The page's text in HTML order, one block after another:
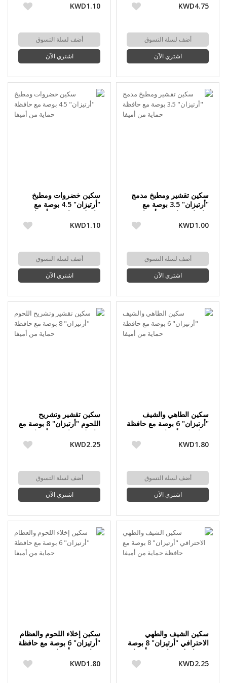
KWD4.75
أضف لسلة التسوق
اشتري الآن
KWD1.10
أضف لسلة التسوق
اشتري الآن
سكين تقشير ومطبخ مدمج
"أرتيزان" 3.5 بوصة مع
حافظة حماية من أميفا
KWD1.00
أضف لسلة التسوق
اشتري الآن
سكين خضروات ومطبخ
"أرتيزان" 4.5 بوصة مع
حافظة حماية من أميفا
KWD1.10
أضف لسلة التسوق
اشتري الآن
سكين الطاهي والشيف
"أرتيزان" 6 بوصة مع حافظة
حماية من أميفا
KWD1.80
أضف لسلة التسوق
اشتري الآن
سكين تقشير وتشريح
اللحوم "أرتيزان" 8 بوصة مع
حافظة حماية من أميفا
KWD2.25
أضف لسلة التسوق
اشتري الآن
سكين الشيف والطهي
الاحترافي "أرتيزان" 8 بوصة
مع حافظة حماية من أميفا
KWD2.25
سكين إخلاء اللحوم والعظام
"أرتيزان" 6 بوصة مع حافظة
حماية من أميفا
KWD1.80